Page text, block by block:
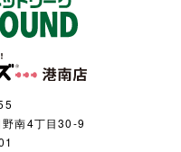
野南4丁目30-9